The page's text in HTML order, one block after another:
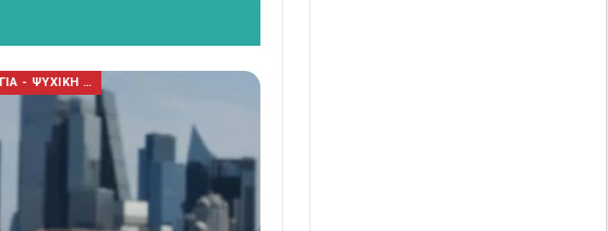
ΨΥΧΟΛΟΓΙΑ - ΨΥΧΙΚΗ ΥΓΕΙΑ